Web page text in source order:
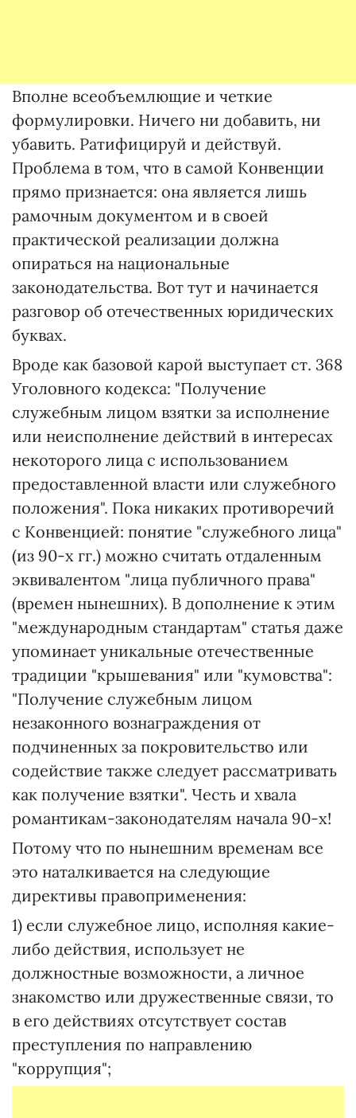
Вполне всеобъемлющие и четкие
формулировки. Ничего ни добавить, ни
убавить. Ратифицируй и действуй.
Проблема в том, что в самой Конвенции
прямо признается: она является лишь
рамочным документом и в своей
практической реализации должна
опираться на национальные
законодательства. Вот тут и начинается
разговор об отечественных юридических
буквах.
Вроде как базовой карой выступает ст. 368
Уголовного кодекса: "Получение
служебным лицом взятки за исполнение
или неисполнение действий в интересах
некоторого лица с использованием
предоставленной власти или служебного
положения". Пока никаких противоречий
с Конвенцией: понятие "служебного лица"
(из 90-х гг.) можно считать отдаленным
эквивалентом "лица публичного права"
(времен нынешних). В дополнение к этим
"международным стандартам" статья даже
упоминает уникальные отечественные
традиции "крышевания" или "кумовства":
"Получение служебным лицом
незаконного вознаграждения от
подчиненных за покровительство или
содействие также следует рассматривать
как получение взятки". Честь и хвала
романтикам-законодателям начала 90-х!
Потому что по нынешним временам все
это наталкивается на следующие
директивы правоприменения:
1) если служебное лицо, исполняя какие-
либо действия, использует не
должностные возможности, а личное
знакомство или дружественные связи, то
в его действиях отсутствует состав
преступления по направлению
"коррупция";